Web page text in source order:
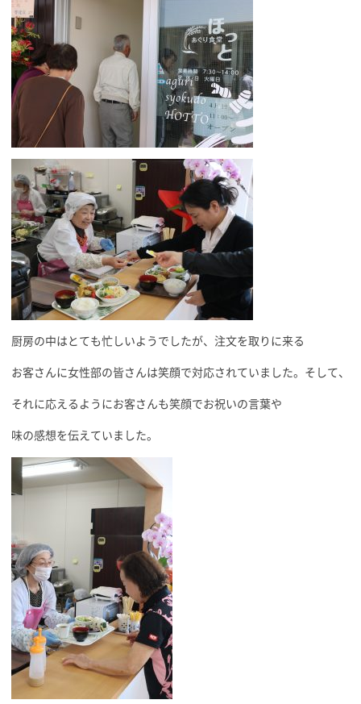
厨房の中はとても忙しいようでしたが、注文を取りに来る
お客さんに女性部の皆さんは笑顔で対応されていました。そして、
それに応えるようにお客さんも笑顔でお祝いの言葉や
味の感想を伝えていました。